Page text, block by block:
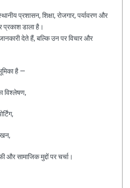
प्रशासन, शिक्षा, रोजगार, पर्यावरण और
डाला है।
देते हैं, बल्कि उन पर विचार और
है —
विश्लेषण,
और सामाजिक मुद्दों पर चर्चा।